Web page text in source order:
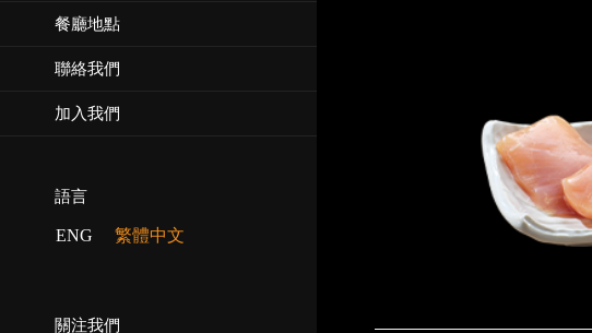
餐廳地點
聯絡我們
加入我們
語言
ENG 繁體中文
關注我們